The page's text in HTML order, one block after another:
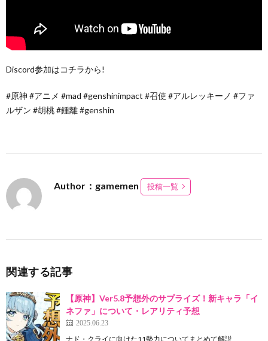
Discord参加はコチラから!
#原神 #アニメ #mad #genshinimpact #召使 #アルレッキーノ #ファ
ルザン #胡桃 #鍾離 #genshin
Author：gamemen 投稿一覧
関連する記事
【原神】Ver5.8予想外のサプライズ！新キャラ「イ
ネファ」について・レアリティ予想
2025.06.23
ナド・クライに向けた11勢力についてまとめて解説